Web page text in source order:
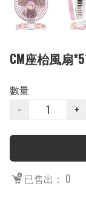
CM座枱風扇
數量
−
+
已售出： 0